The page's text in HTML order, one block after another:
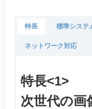
特長 標準システ
ネットワーク対応
特長<1>
次世代の